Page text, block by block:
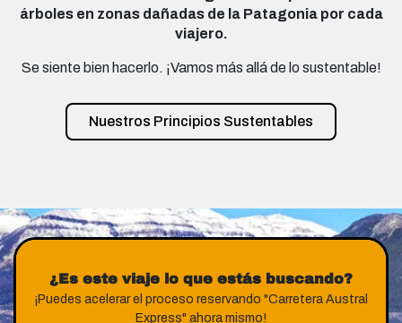
árboles en zonas dañadas de la Patagonia por cada
viajero.
Se siente bien hacerlo. ¡Vamos más allá de lo sustentable!
Nuestros Principios Sustentables
¿Es este viaje lo que estás buscando?
¡Puedes acelerar el proceso reservando "Carretera Austral
Express" ahora mismo!